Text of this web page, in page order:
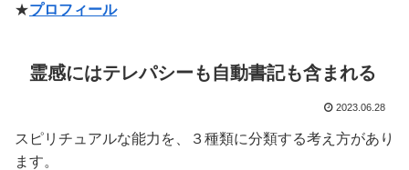
★プロフィール
霊感にはテレパシーも自動書記も含まれる
2023.06.28
スピリチュアルな能力を、３種類に分類する考え方があり
ます。